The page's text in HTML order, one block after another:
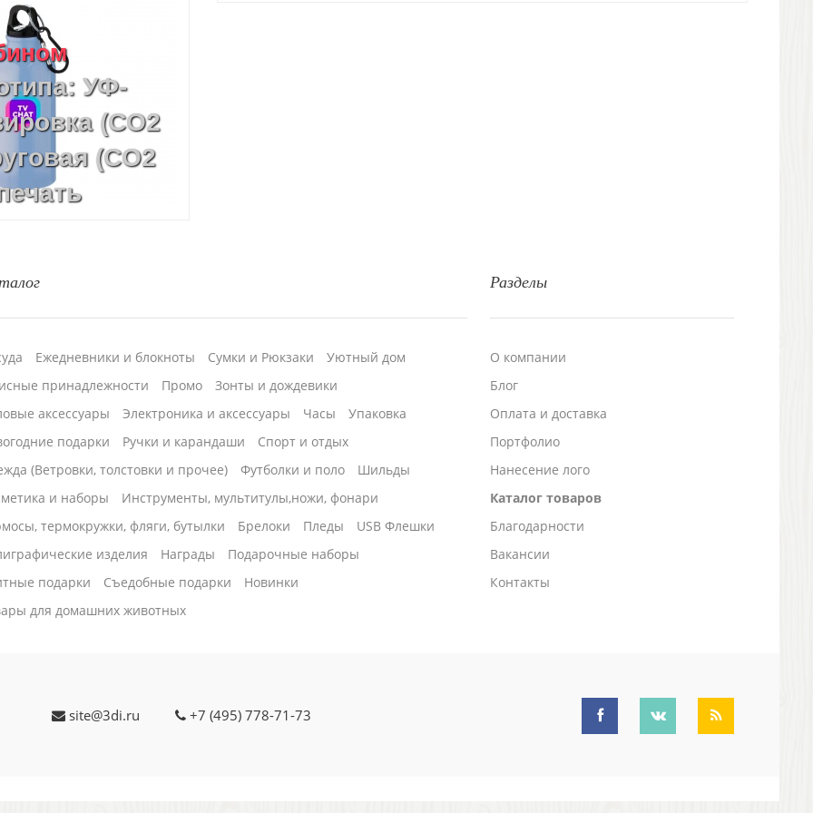
УФ-
(CO2
(CO2
Разделы
О компании
Блог
Оплата и доставка
Портфолио
Нанесение лого
Каталог товаров
Благодарности
Вакансии
Контакты
Ежедневники и блокноты Сумки и Рюкзаки
Уютный дом
принадлежности
Промо
Зонты и дождевики
аксессуары
Электроника и аксессуары Часы
Упаковка
подарки
Ручки и карандаши
Спорт и отдых
(Ветровки, толстовки и прочее)
Футболки и поло
Шильды
и наборы
Инструменты, мультитулы,ножи, фонари
термокружки, фляги, бутылки
Брелоки Пледы
USB Флешки
изделия
Награды
Подарочные наборы
подарки
Cъедобные подарки
Новинки
для домашних животных
site@3di.ru +7 (495) 778-71-73